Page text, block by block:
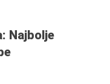
Najbolje